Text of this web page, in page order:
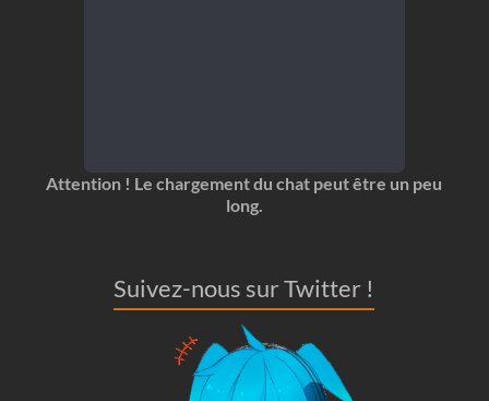
Attention ! Le chargement du chat peut être un peu
long.
Suivez-nous sur Twitter !